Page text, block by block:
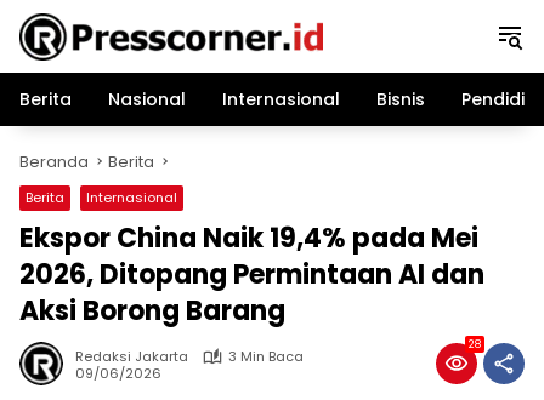
Langsung
konten
Berita
Nasional Internasional Bisnis
Beranda Berita
Berita Internasional
Ekspor China Naik 19,4% pada Mei
2026, Ditopang Permintaan AI dan
Aksi Borong Barang
Redaksi Jakarta
3 Min Baca
09/06/2026
28